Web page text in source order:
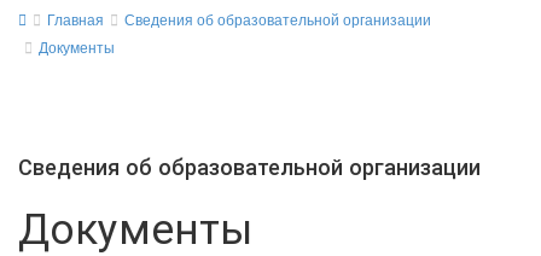
Главная
Сведения об образовательной организации
Документы
Сведения об образовательной организации
Документы